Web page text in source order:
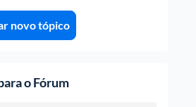
novo tópico
o Fórum